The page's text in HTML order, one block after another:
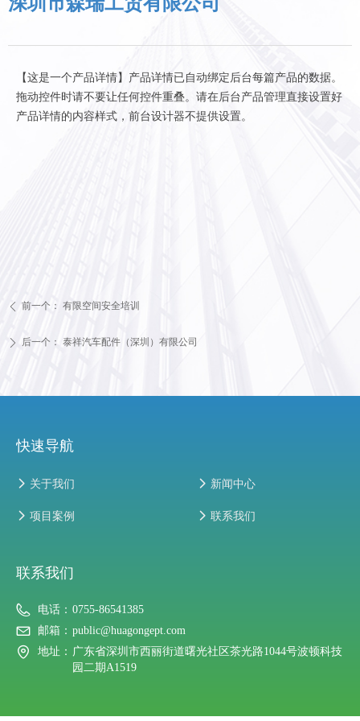
ꄴ 前一个： 有限空间安全培训
ꄲ 后一个： 泰祥汽车配件（深圳）有限公司
【这是一个产品详情】产品详情已自动绑定后台每篇产品的数据。
拖动控件时请不要让任何控件重叠。请在后台产品管理直接设置好
产品详情的内容样式，前台设计器不提供设置。
快速导航
넲 关于我们
넲 项目案例
넲 新闻中心
넲 联系我们
联系我们
电话： 0755-86541385
邮箱： public@huagongept.com
地址： 广东省深圳市西丽街道曙光社区茶光路1044号波顿科技
园二期A1519